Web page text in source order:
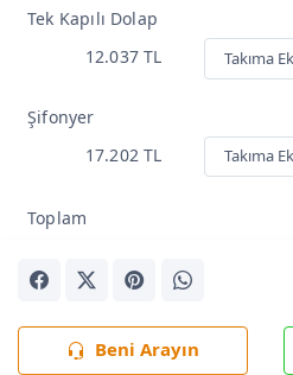
Tek Kapılı Dolap
12.037 TL
Takıma
Şifonyer
17.202 TL
Takıma
Toplam
Beni Arayın